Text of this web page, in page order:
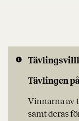
Tävlingen
Vinnarna av
samt deras